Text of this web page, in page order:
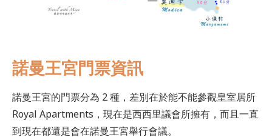
諾曼王宮門票資訊
諾曼王宮的門票分為 2 種，差別在於能不能參觀皇室居所
Royal Apartments，現在是西西里議會所擁有，而且一直
到現在都還是會在諾曼王宮舉行會議。